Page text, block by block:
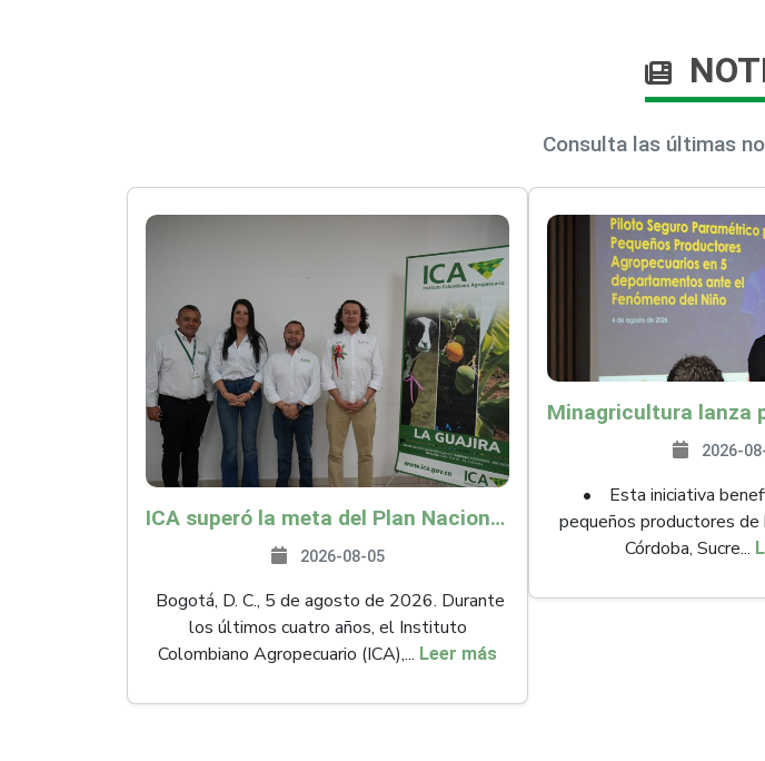
Consulta las últimas
ICA superó la meta del Plan Nacional de Desarrollo y abrió 61 mercados internacionales
2026-08-05
Bogotá, D. C., 5 de agosto de 2026. Durante
los últimos cuatro años, el Instituto
Colombiano Agropecuario (ICA),... Leer más
2026-
• Esta iniciativa
pequeños productores de
Córdoba, Sucre...